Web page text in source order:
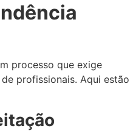
processo que exige
profissionais. Aqui estão